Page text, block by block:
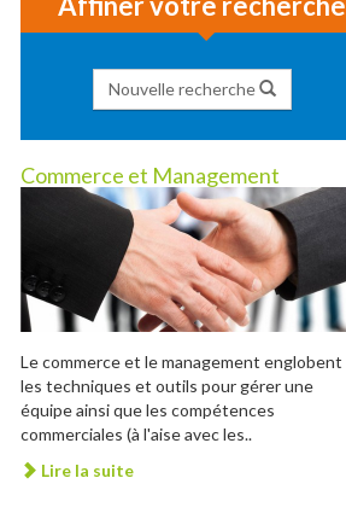
Nouvelle recherche
Commerce et Management
Le commerce et le management englobent
les techniques et outils pour gérer une
équipe ainsi que les compétences
commerciales (à l'aise avec les..
Lire la suite